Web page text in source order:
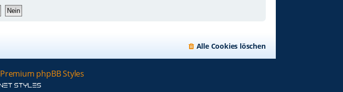
Alle Cookies löschen
Premium phpBB Styles